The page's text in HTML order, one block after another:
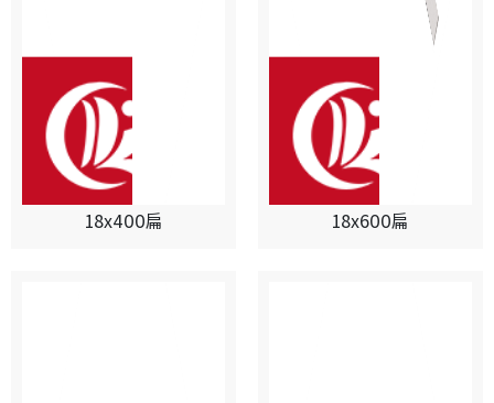
18x400扁 18x600扁